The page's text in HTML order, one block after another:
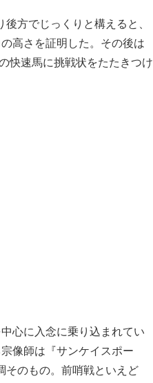
方でじっくりと構えると、
高さを証明した。その後は
快速馬に挑戦状をたたきつけ
心に入念に乗り込まれてい
像師は『サンケイスポー
そのもの。前哨戦といえど